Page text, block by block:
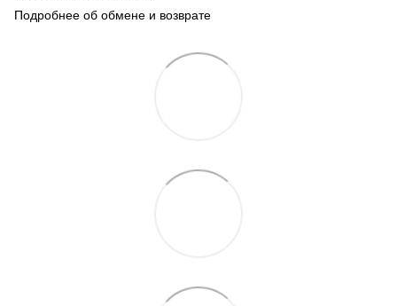
Подробнее об обмене и возврате